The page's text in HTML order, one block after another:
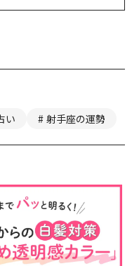
い 射手座の運勢